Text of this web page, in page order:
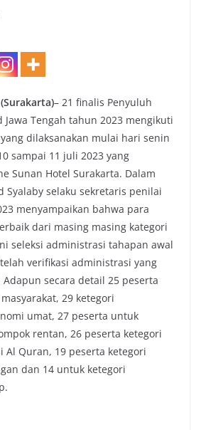
– 21 finalis Penyuluh
Jawa Tengah tahun 2023 mengikuti
dilaksanakan mulai hari senin
sampai 11 juli 2023 yang
Sunan Hotel Surakarta. Dalam
Syalaby selaku sekretaris penilai
menyampaikan bahwa para
dari masing masing kategori
seleksi administrasi tahapan awal
verifikasi administrasi yang
Adapun secara detail 25 peserta
29 ketegori
umat, 27 peserta untuk
rentan, 26 peserta ketegori
Al Quran, 19 peserta ketegori
dan 14 untuk ketegori